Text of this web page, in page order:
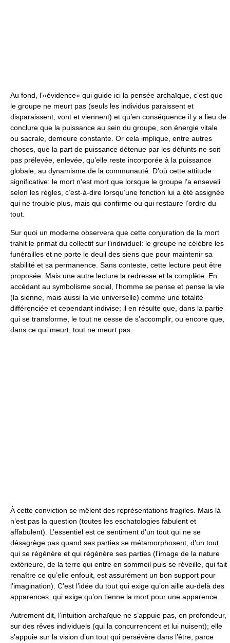
Au fond, l’«évidence» qui guide ici la pensée archaïque, c’est que
le groupe ne meurt pas (seuls les individus paraissent et
disparaissent, vont et viennent) et qu’en conséquence il y a lieu de
conclure que la puissance au sein du groupe, son énergie vitale
ou sacrale, demeure constante. Or cela implique, entre autres
choses, que la part de puissance détenue par les défunts ne soit
pas prélevée, enlevée, qu’elle reste incorporée à la puissance
globale, au dynamisme de la communauté. D’où cette attitude
significative: le mort n’est mort que lorsque le groupe l’a enseveli
selon les règles, c’est-à-dire lorsqu’une fonction lui a été assignée
qui ne trouble plus, mais qui confirme ou qui restaure l’ordre du
tout.
Sur quoi un moderne observera que cette conjuration de la mort
trahit le primat du collectif sur l’individuel: le groupe ne célèbre les
funérailles et ne porte le deuil des siens que pour maintenir sa
stabilité et sa permanence. Sans conteste, cette lecture peut être
proposée. Mais une autre lecture la redresse et la complète. En
accédant au symbolisme social, l’homme se pense et pense la vie
(la sienne, mais aussi la vie universelle) comme une totalité
différenciée et cependant indivise; il en résulte que, dans la partie
qui se transforme, le tout ne cesse de s’accomplir, ou encore que,
dans ce qui meurt, tout ne meurt pas.
À cette conviction se mêlent des représentations fragiles. Mais là
n’est pas la question (toutes les eschatologies fabulent et
affabulent). L’essentiel est ce sentiment d’un tout qui ne se
désagrège pas quand ses parties se métamorphosent, d’un tout
qui se régénère et qui régénère ses parties (l’image de la nature
extérieure, de la terre qui entre en sommeil puis se réveille, qui fait
renaître ce qu’elle enfouit, est assurément un bon support pour
l’imagination). C’est l’idée du tout qui exige qu’on aille au-delà des
apparences, qui exige qu’on tienne la mort pour une apparence.
Autrement dit, l’intuition archaïque ne s’appuie pas, en profondeur,
sur des rêves individuels (qui la concurrencent et lui nuisent); elle
s’appuie sur la vision d’un tout qui persévère dans l’être, parce